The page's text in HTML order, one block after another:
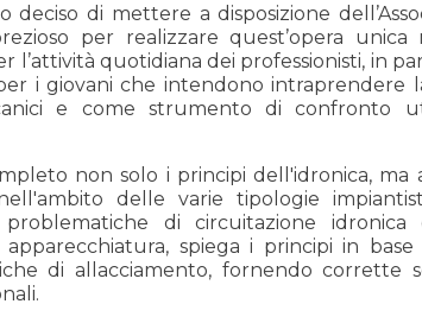
di mettere a disposizione
per realizzare quest’opera unica
quotidiana dei professionisti, in
i giovani che intendono intraprendere
e come strumento di confronto
non solo i principi dell'idronica, ma
delle varie tipologie
di circuitazione idronica
spiega i principi in base
di allacciamento, fornendo corrette